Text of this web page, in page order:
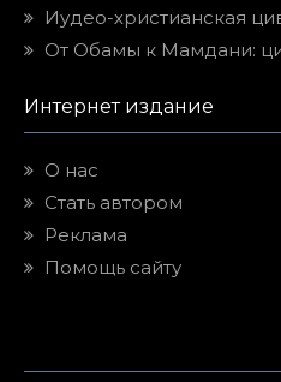
Иудео-христианская
От Обамы к Мамдани:
Интернет издание
О нас
Стать автором
Реклама
Помощь сайту